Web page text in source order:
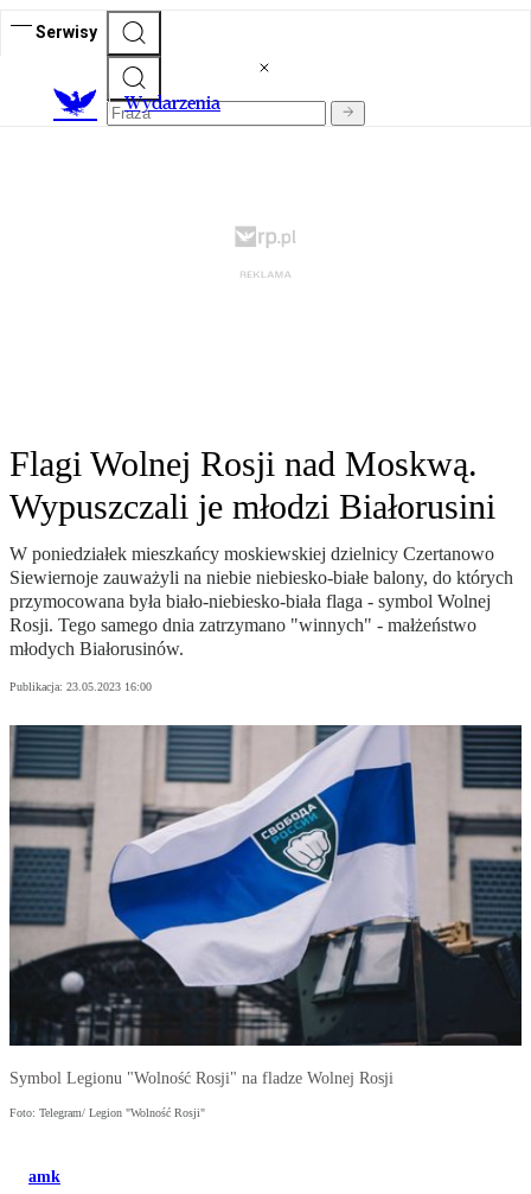
Serwisy
Wydarzenia
Flagi Wolnej Rosji nad Moskwą.
Wypuszczali je młodzi Białorusini
W poniedziałek mieszkańcy moskiewskiej dzielnicy Czertanowo
Siewiernoje zauważyli na niebie niebiesko-białe balony, do których
przymocowana była biało-niebiesko-biała flaga - symbol Wolnej
Rosji. Tego samego dnia zatrzymano "winnych" - małżeństwo
młodych Białorusinów.
Publikacja: 23.05.2023 16:00
Symbol Legionu "Wolność Rosji" na fladze Wolnej Rosji
Foto: Telegram/ Legion "Wolność Rosji"
amk